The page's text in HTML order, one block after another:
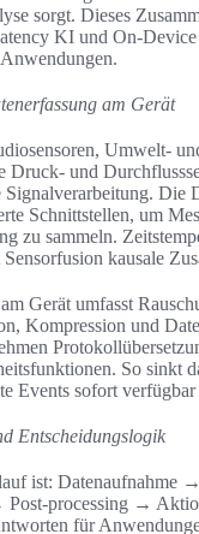
sorgt. Dieses
KI und On-
am Gerät
Umwelt-
Druck- und
Die
Schnittstellen, um
zu sammeln.
kausale
Gerät umfasst
Kompression und
So sinkt
Events sofort
Entscheidungslogik
ist: Datenaufnahme
→
für